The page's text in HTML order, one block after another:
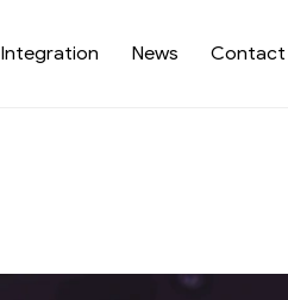
Integration News Contact